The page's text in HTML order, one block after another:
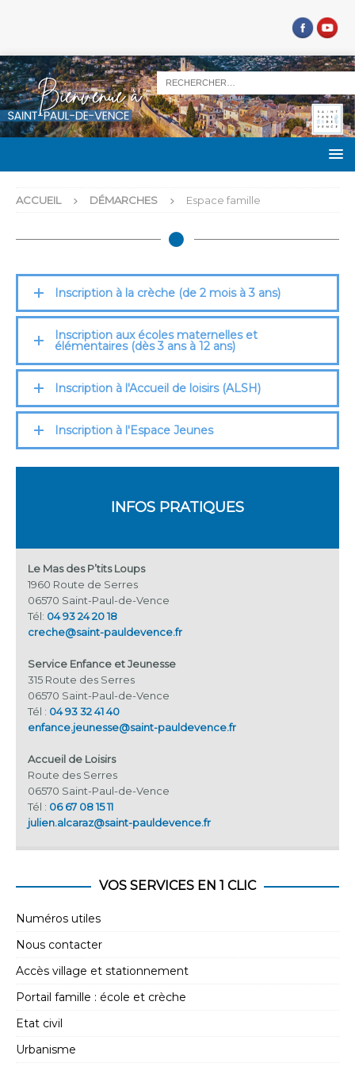
ACCUEIL DÉMARCHES Espace famille
Inscription à la crèche (de 2 mois à 3 ans)
Inscription aux écoles maternelles et
élémentaires (dès 3 ans à 12 ans)
Inscription à l'Accueil de loisirs (ALSH)
Inscription à l'Espace Jeunes
INFOS PRATIQUES
Le Mas des P’tits Loups
1960 Route de Serres
06570 Saint-Paul-de-Vence
Tél: 04 93 24 20 18
creche@saint-pauldevence.fr
Service Enfance et Jeunesse
315 Route des Serres
06570 Saint-Paul-de-Vence
Tél : 04 93 32 41 40
enfance.jeunesse@saint-pauldevence.fr
Accueil de Loisirs
Route des Serres
06570 Saint-Paul-de-Vence
Tél : 06 67 08 15 11
julien.alcaraz@saint-pauldevence.fr
VOS SERVICES EN 1 CLIC
Numéros utiles
Nous contacter
Accès village et stationnement
Portail famille : école et crèche
Etat civil
Urbanisme